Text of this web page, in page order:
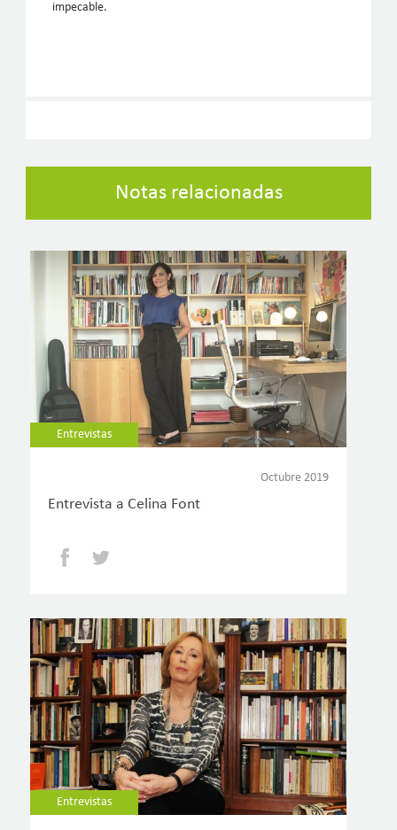
impecable.
Notas relacionadas
Entrevistas
Octubre 2019
Entrevista a Celina Font
Facebook
Entrevistas